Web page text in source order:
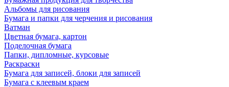
Альбомы для рисования
Бумага и папки для черчения и рисования
Ватман
Цветная бумага, картон
Поделочная бумага
Папки, дипломные, курсовые
Раскраски
Бумага для записей, блоки для записей
Бумага с клеевым краем